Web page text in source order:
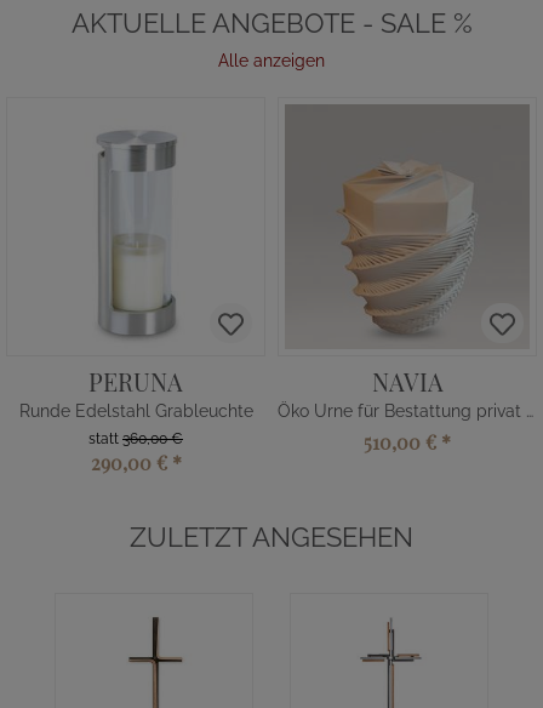
AKTUELLE ANGEBOTE - SALE %
Alle anzeigen
PERUNA
Runde Edelstahl Grableuchte
statt 360,00 €
290,00 € *
NAVIA
Öko Urne für Bestattung privat kaufen
510,00 € *
ZULETZT ANGESEHEN